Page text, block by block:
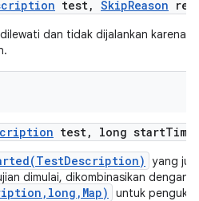
test, SkipReason
dan tidak dijalankan karena
test, long start
yang
dimulai, dikombinasikan dengan
untuk